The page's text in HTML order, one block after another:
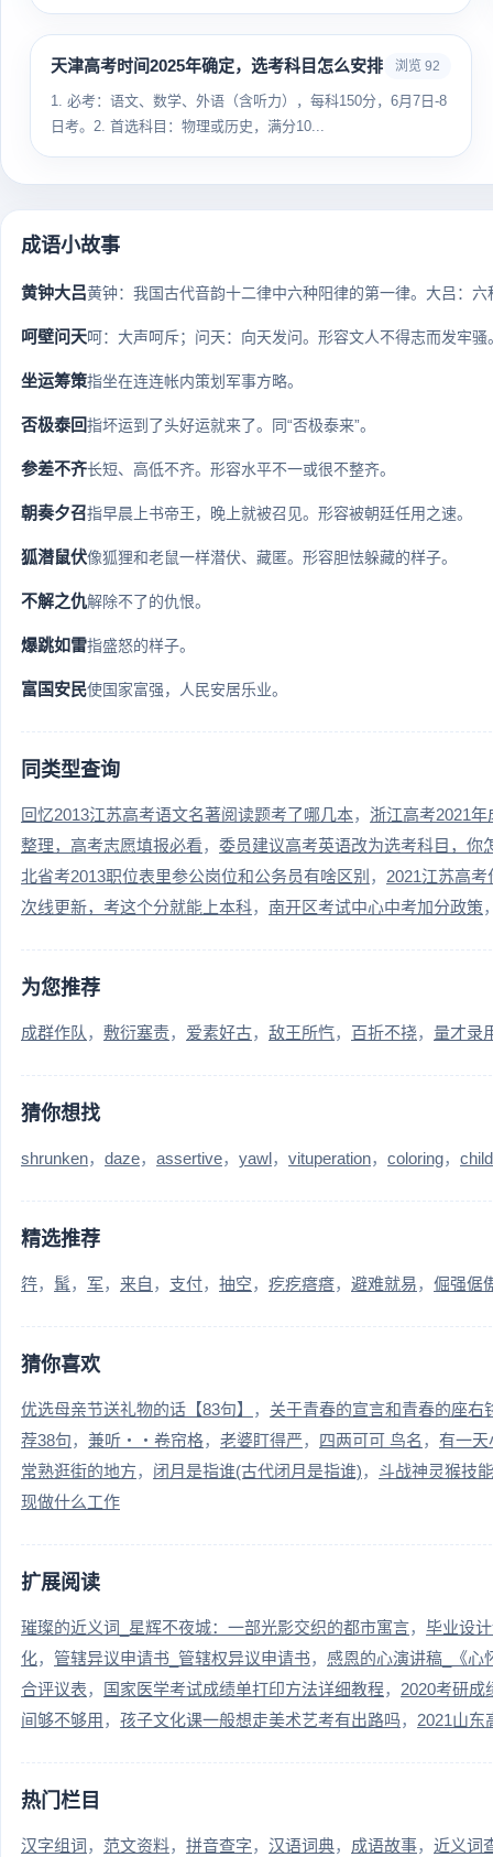
天津高考时间2025年确定，选考科目怎么安排 浏览 92
1. 必考：语文、数学、外语（含听力），每科150分，6月7日-8
日考。2. 首选科目：物理或历史，满分10...
成语小故事
黄钟大吕黄钟：我国古代音韵十二律中六种阳律的第一律。大吕：
呵壁问天呵：大声呵斥；问天：向天发问。形容文人不得志而发牢骚
坐运筹策指坐在连连帐内策划军事方略。
否极泰回指坏运到了头好运就来了。同“否极泰来”。
参差不齐长短、高低不齐。形容水平不一或很不整齐。
朝奏夕召指早晨上书帝王，晚上就被召见。形容被朝廷任用之速。
狐潜鼠伏像狐狸和老鼠一样潜伏、藏匿。形容胆怯躲藏的样子。
不解之仇解除不了的仇恨。
爆跳如雷指盛怒的样子。
富国安民使国家富强，人民安居乐业。
同类型查询
回忆2013江苏高考语文名著阅读题考了哪几本
浙江高考2021
整理，高考志愿填报必看
委员建议高考英语改为选考科目，你
北省考2013职位表里参公岗位和公务员有啥区别
2021江苏高
次线更新，考这个分就能上本科
南开区考试中心中考加分政策
为您推荐
成群作队 敷衍塞责 爱素好古 敌王所忾 百折不挠 量才录
猜你想找
shrunken daze assertive yawl vituperation coloring
精选推荐
筕 髯 军 来自 支付 抽空 疙疙瘩瘩 避难就易 倔强倨
猜你喜欢
优选母亲节送礼物的话【83句】
关于青春的宣言和青春的座右
荐38句
兼听・・卷帘格 老婆盯得严 四两可可 鸟名
有一天
常熟逛街的地方
闭月是指谁(古代闭月是指谁)
斗战神灵猴技
现做什么工作
扩展阅读
璀璨的近义词_星辉不夜城：一部光影交织的都市寓言
毕业设
化
管辖异议申请书_管辖权异议申请书
感恩的心演讲稿_《心
合评议表
国家医学考试成绩单打印方法详细教程
2020考研成
间够不够用
孩子文化课一般想走美术艺考有出路吗 2021山东
热门栏目
汉字组词 范文资料 拼音查字 汉语词典 成语故事 近义词